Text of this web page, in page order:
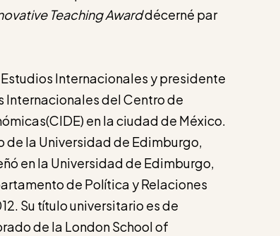
Teaching Awarddécerné par
Internacionales y presidente
del Centro de
en la ciudad de México.
de la Universidad de Edimburgo,
en la Universidad de Edimburgo,
de Política y Relaciones
Su título universitario es de
de la London School of